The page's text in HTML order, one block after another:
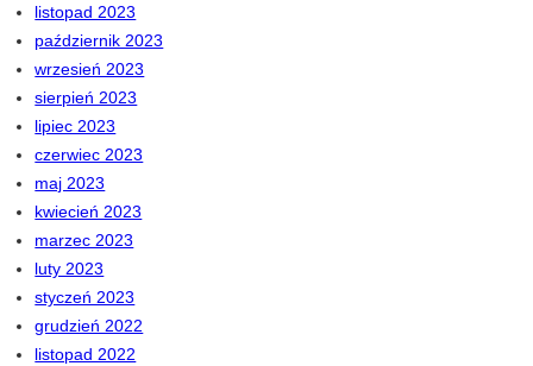
listopad 2023
październik 2023
wrzesień 2023
sierpień 2023
lipiec 2023
czerwiec 2023
maj 2023
kwiecień 2023
marzec 2023
luty 2023
styczeń 2023
grudzień 2022
listopad 2022